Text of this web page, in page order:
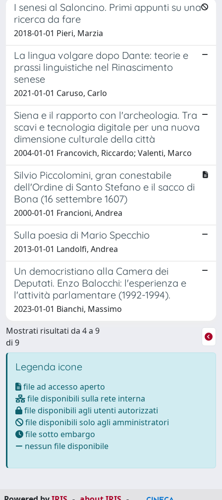
I senesi al Saloncino. Primi appunti su una
ricerca da fare
2018-01-01 Pieri, Marzia
La lingua volgare dopo Dante: teorie e
prassi linguistiche nel Rinascimento
senese
2021-01-01 Caruso, Carlo
Siena e il rapporto con l'archeologia. Tra
scavi e tecnologia digitale per una nuova
dimensione culturale della città
2004-01-01 Francovich, Riccardo; Valenti, Marco
Silvio Piccolomini, gran conestabile
dell'Ordine di Santo Stefano e il sacco di
Bona (16 settembre 1607)
2000-01-01 Francioni, Andrea
Sulla poesia di Mario Specchio
2013-01-01 Landolfi, Andrea
Un democristiano alla Camera dei
Deputati. Enzo Balocchi: l'esperienza e
l'attività parlamentare (1992-1994).
2023-01-01 Bianchi, Massimo
Mostrati risultati da 4 a 9
di 9
Legenda icone
file ad accesso aperto
file disponibili sulla rete interna
file disponibili agli utenti autorizzati
file disponibili solo agli amministratori
file sotto embargo
nessun file disponibile